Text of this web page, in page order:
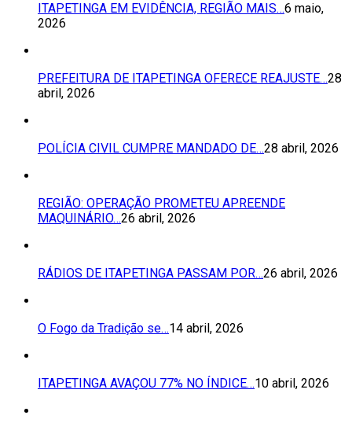
ITAPETINGA EM EVIDÊNCIA, REGIÃO MAIS…6 maio,
2026
PREFEITURA DE ITAPETINGA OFERECE REAJUSTE…28
abril, 2026
POLÍCIA CIVIL CUMPRE MANDADO DE…28 abril, 2026
REGIÃO: OPERAÇÃO PROMETEU APREENDE
MAQUINÁRIO…26 abril, 2026
RÁDIOS DE ITAPETINGA PASSAM POR…26 abril, 2026
O Fogo da Tradição se…14 abril, 2026
ITAPETINGA AVAÇOU 77% NO ÍNDICE…10 abril, 2026